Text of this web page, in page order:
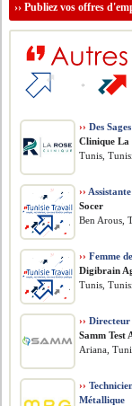
››Publiez vos offres
›› Des
Clinique La
Tunis,
››
Socer
Ben Arous,
›› Femme
Digibrain
Tunis,
››
Samm Test
Ariana,
››
Métallique